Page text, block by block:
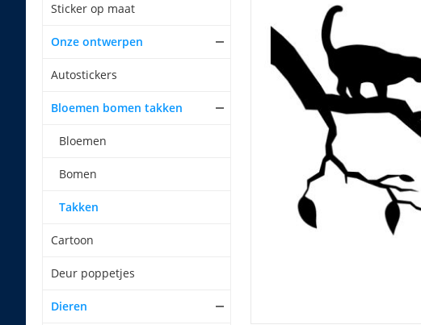
Sticker op maat
Onze ontwerpen
Autostickers
Bloemen bomen takken
Bloemen
Bomen
Takken
Cartoon
Deur poppetjes
Dieren